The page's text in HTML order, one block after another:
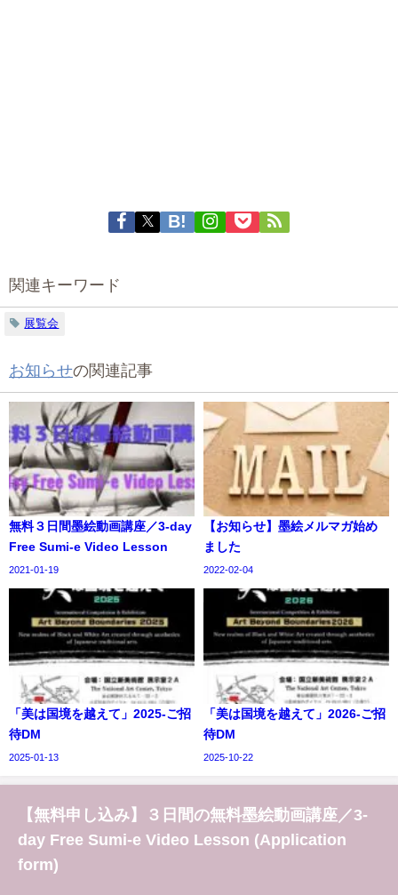
関連キーワード
展覧会
お知らせの関連記事
無料３日間墨絵動画講座／3-day
Free Sumi-e Video Lesson
2021-01-19
【お知らせ】墨絵メルマガ始め
ました
2022-02-04
「美は国境を越えて」2025-ご招
待DM
2025-01-13
「美は国境を越えて」2026-ご招
待DM
2025-10-22
【無料申し込み】３日間の無料墨絵動画講座／3-
day Free Sumi-e Video Lesson (Application
form)